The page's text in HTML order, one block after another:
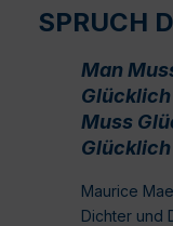
SPRUCH
Man
Glücklich
Muss
Maurice
Dichter und